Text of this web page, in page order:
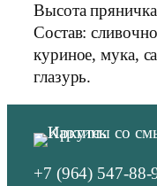
Высота
Состав:
куриное, мука,
глазурь.
+7 (964) 547-88-